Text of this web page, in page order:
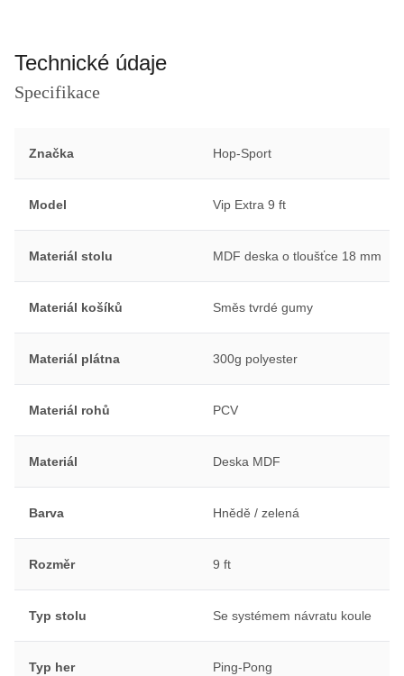
Technické údaje
Specifikace
Značka Hop-Sport
Model Vip Extra 9 ft
Materiál stolu MDF deska o tloušťce 18 mm
Materiál košíků Směs tvrdé gumy
Materiál plátna 300g polyester
Materiál rohů PCV
Materiál Deska MDF
Barva Hnědě / zelená
Rozměr 9 ft
Typ stolu Se systémem návratu koule
Typ her
Ping-Pong